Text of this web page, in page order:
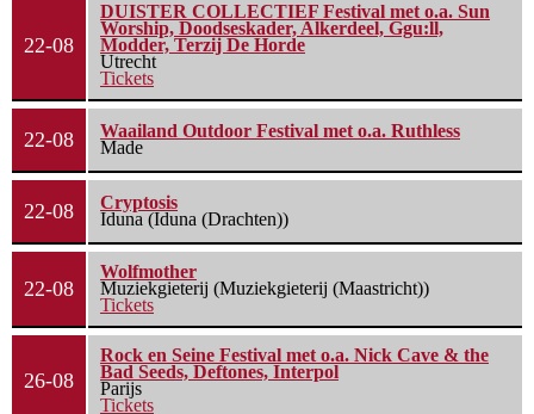
22-08
DUISTER COLLECTIEF Festival met o.a. Sun
Worship, Doodseskader, Alkerdeel, Ggu:ll,
Modder, Terzij De Horde
Utrecht
Tickets
22-08
Waailand Outdoor Festival met o.a. Ruthless
Made
22-08
Cryptosis
Iduna (Iduna (Drachten))
22-08
Wolfmother
Muziekgieterij (Muziekgieterij (Maastricht))
Tickets
26-08
Rock en Seine Festival met o.a. Nick Cave & the
Bad Seeds, Deftones, Interpol
Parijs
Tickets